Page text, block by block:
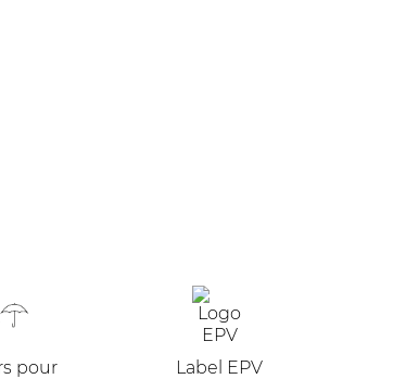
pour
Label EPV